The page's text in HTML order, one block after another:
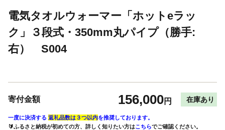
電気タオルウォーマー「ホットeラッ
ク」３段式・350mm丸パイプ（勝手:
右） S004
寄付金額 156,000円 在庫あり
一度に決済する 返礼品数は３つ以内を推奨しております。
🔰ふるさと納税が初めての方、詳しく知りたい方はこちらでご確認ください。